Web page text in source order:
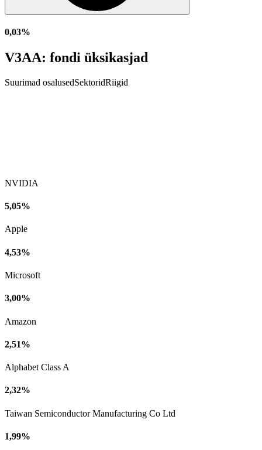
0,03%
V3AA: fondi üksikasjad
Suurimad osalusedSektoridRiigid
NVIDIA
5,05%
Apple
4,53%
Microsoft
3,00%
Amazon
2,51%
Alphabet Class A
2,32%
Taiwan Semiconductor Manufacturing Co Ltd
1,99%